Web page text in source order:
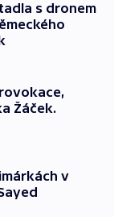
s dronem
Žáček.
v